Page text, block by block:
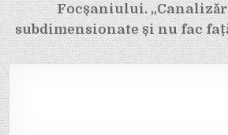
Focșaniului.
subdimensionate și nu fac